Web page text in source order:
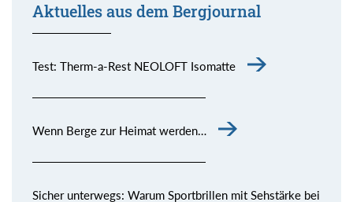
Aktuelles aus dem Bergjournal
Test: Therm-a-Rest NEOLOFT Isomatte
Wenn Berge zur Heimat werden…
Sicher unterwegs: Warum Sportbrillen mit Sehstärke bei